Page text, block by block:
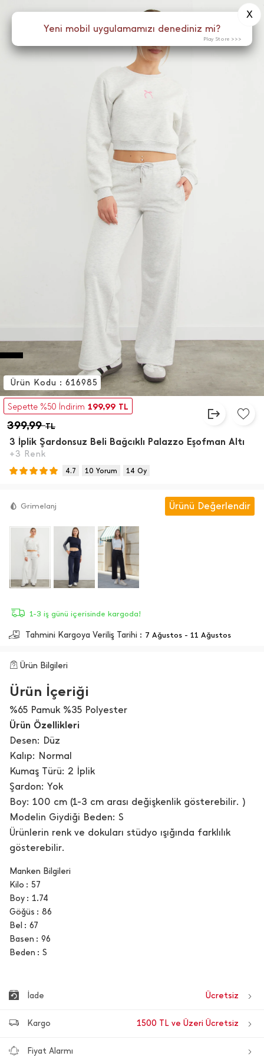
Menü
Sepette %50 İndirim 199,99 TL
399,99TL
3 İ̇plik Şardonsuz Beli Bağcıklı Palazzo Eşofman Altı
+3 Renk
Ürün Kodu : 616985
4.7 10 Yorum 14 Oy
Grimelanj Ürünü Değerlendir
1-3 iş günü içerisinde kargoda!
Tahmini Kargoya Veriliş Tarihi : 7 Ağustos - 11 Ağustos
Ürün Bilgileri
Ürün İçeriği
%65 Pamuk %35 Polyester
Ürün Özellikleri
Desen: Düz
Kalıp: Normal
Kumaş Türü: 2 İplik
Şardon: Yok
Boy: 100 cm (1-3 cm arası değişkenlik gösterebilir. )
Modelin Giydiği Beden: S
Ürünlerin renk ve dokuları stüdyo ışığında farklılık
gösterebilir.
Manken Bilgileri
Kilo
57
Boy
1.74
Göğüs
86
Bel
67
Basen
96
Beden
S
İade Ücretsiz
Kargo 1500 TL ve Üzeri Ücretsiz
Fiyat Alarmı
Yeni mobil uygulamamızı denediniz mi?
X
Play Store >>>